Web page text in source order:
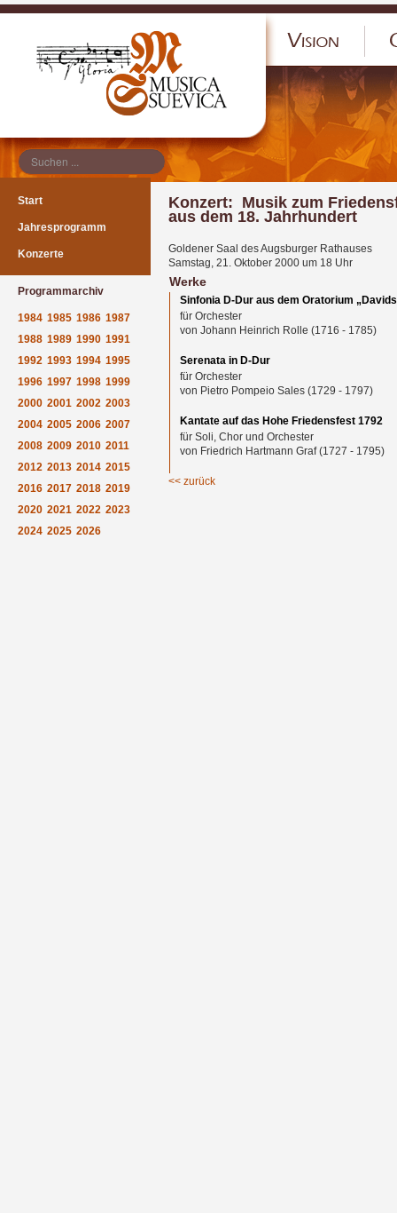
Start
Jahresprogramm
Konzerte
Programmarchiv
1984 1985 1986 1987
1988 1989 1990 1991
1992 1993 1994 1995
1996 1997 1998 1999
2000 2001 2002 2003
2004 2005 2006 2007
2008 2009 2010 2011
2012 2013 2014 2015
2016 2017 2018 2019
2020 2021 2022 2023
2024 2025 2026
Konzert: Musik zum
aus dem 18. Jahrhundert
Goldener Saal des Augsburger Rathauses
Samstag, 21. Oktober 2000 um 18 Uhr
Werke
Sinfonia D-Dur aus dem Oratorium
für Orchester
von Johann Heinrich Rolle (1716 - 1785)
Serenata in D-Dur
für Orchester
von Pietro Pompeio Sales (1729 - 1797)
Kantate auf das Hohe Friedensfest 1792
für Soli, Chor und Orchester
von Friedrich Hartmann Graf (1727 - 1795)
<< zurück